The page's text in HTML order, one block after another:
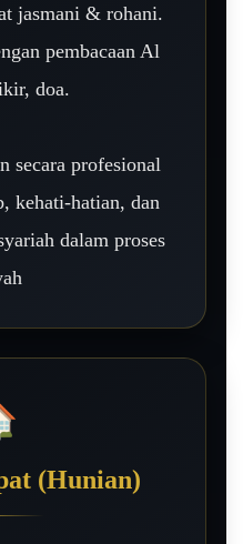
jasmani & rohani.
pembacaan Al
doa.
secara profesional
kehati-hatian, dan
dalam proses
(Hunian)